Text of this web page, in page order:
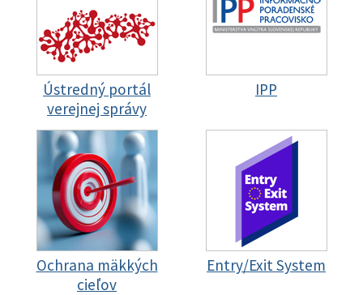
Ústredný portál
verejnej správy
IPP
Ochrana mäkkých
cieľov
Entry/Exit System